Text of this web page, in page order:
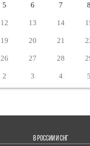
5 6 7 8
12 13 14
19 20 21
26 27 28
2 3 4 5
В РОССИИ И СНГ